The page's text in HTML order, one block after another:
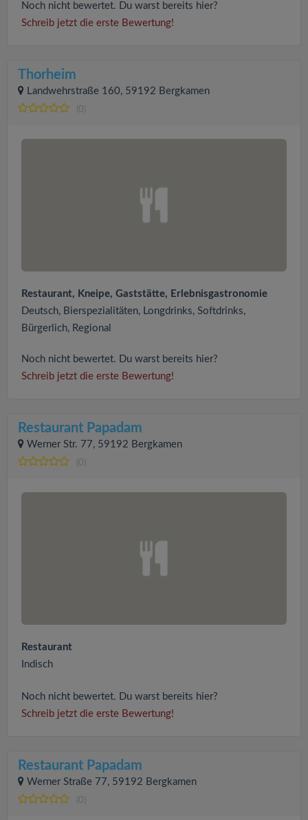
Noch nicht bewertet. Du warst bereits hier?
Schreib jetzt die erste Bewertung!
Thorheim
Landwehrstraße 160, 59192 Bergkamen
(0)
Restaurant, Kneipe, Gaststätte, Erlebnisgastronomie
Deutsch, Bierspezialitäten, Longdrinks, Softdrinks,
Bürgerlich, Regional
Noch nicht bewertet. Du warst bereits hier?
Schreib jetzt die erste Bewertung!
Restaurant Papadam
Werner Str. 77, 59192 Bergkamen
(0)
Restaurant
Indisch
Noch nicht bewertet. Du warst bereits hier?
Schreib jetzt die erste Bewertung!
Restaurant Papadam
Werner Straße 77, 59192 Bergkamen
(0)